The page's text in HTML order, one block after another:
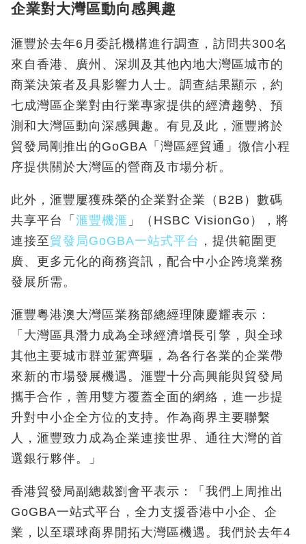
企業對大灣區動向感興趣
滙豐於去年6月委託機構進行調查，訪問共300名
來自香港、廣州、深圳及其他內地大灣區城市的
商業決策者及具影響力人士。調查結果顯示，約
七成灣區企業對由行業專家提供的經濟趨勢、預
測和大灣區動向深感興趣。有見及此，滙豐將於
貿發局剛推出的GoGBA「灣區經貿通」微信小程
序提供關於大灣區的營商及市場分析。
此外，滙豐屢獲殊榮的企業對企業（B2B）數碼
共享平台「 滙豐機滙 」（HSBC VisionGo），將
連接至貿發局GoGBA一站式平台 ，提供範圍更
廣、更多元化的商務資訊，配合中小企跨境業務
發展所需。
滙豐粵港澳大灣區業務部總經理陳慶耀表示：
「大灣區具潛力成為全球經濟增長引擎，與全球
其他主要城市群並駕齊驅，為各行各業的企業帶
來新的市場發展機遇。滙豐十分高興能與貿發局
攜手合作，善用雙方覆蓋全面的網絡，進一步提
升對中小企全方位的支持。作為商界主要聯繫
人，滙豐致力成為企業連接世界、通往大灣的首
選銀行夥伴。」
香港貿發局副總裁劉會平表示：「我們上周推出
GoGBA一站式平台，全力支援香港中小企、企
業，以至環球商界開拓大灣區機遇。我們於去年4